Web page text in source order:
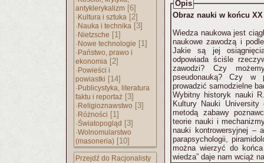
antyklerykalizm [6]
· Kultura i sztuka [2]
· Nauka i technika [3]
· Nietzsche [1]
· Nowe technologie [1]
· Państwo, prawo i
ekonomia [2]
· Powieści i
powiastki [14]
· Publicystyka, literatura
faktu i reportaż [3]
· Religioznawstwo [3]
· Różności [1]
·Światopogląd [3]
·Wolnomularstwo
(masoneria) [10]
Przejdź do Racjonalisty
Opis
Obraz nauki w końcu
Wiedza naukowa jest
naukowe zawodzą i
Jakie są jej
odpowiada ściśle
zawodzi? Czy
pseudonauką? Czy w
prowadzić samodzielne
Wybitny historyk nauki
Kultury Nauki
metodą zabawy
teorie nauki i
nauki kontrowersyjnej –
parapsychologii,
można wierzyć do
wiedza” daje nam wciąż